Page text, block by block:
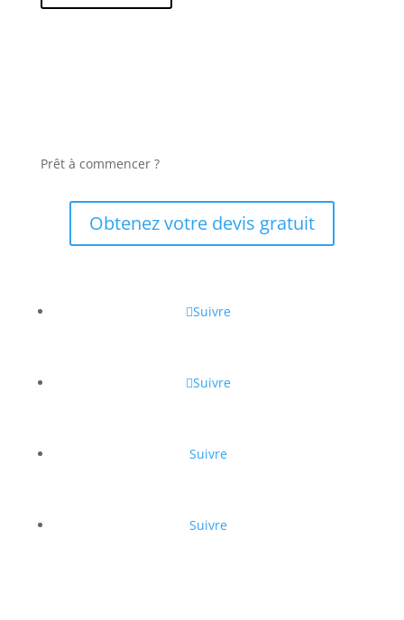
Prêt à commencer ?
Obtenez votre devis gratuit
Suivre
Suivre
Suivre
Suivre